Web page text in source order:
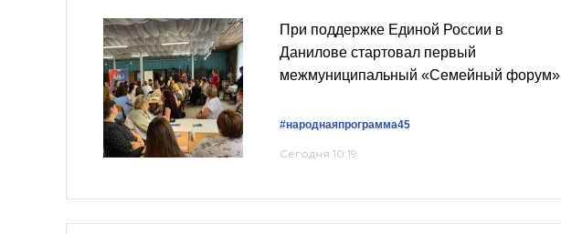
При поддержке Единой России в
Данилове стартовал первый
межмуниципальный «Семейный форум»
#народнаяпрограмма45
Сегодня 10:19